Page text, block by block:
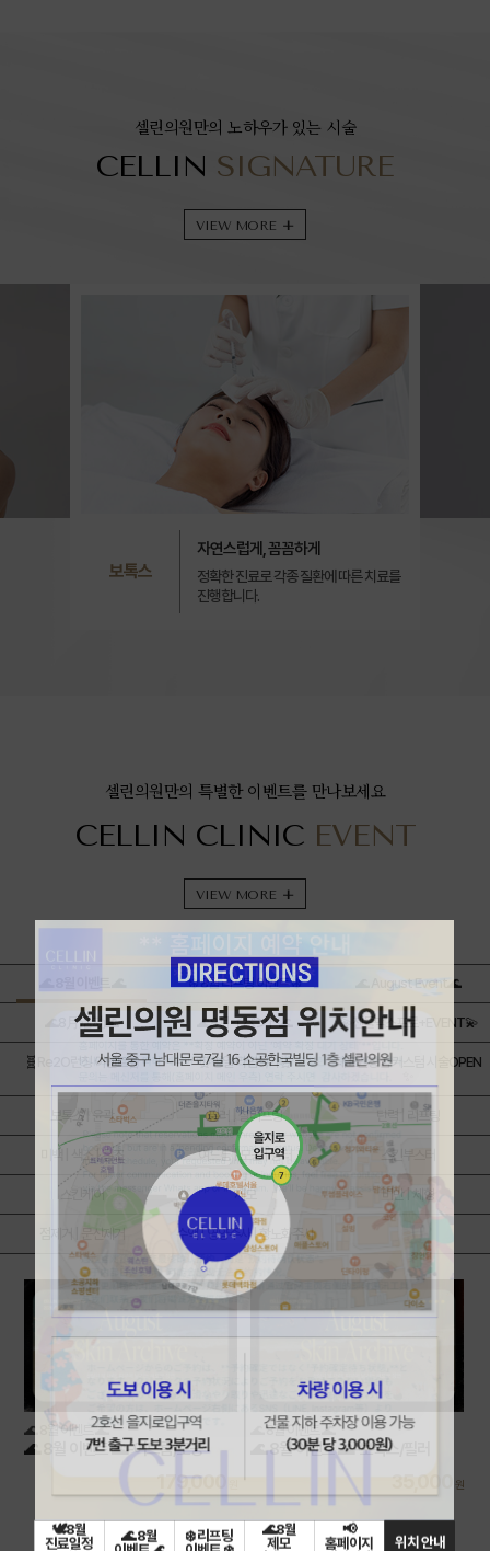
셀린의원만의 노하우가 있는 시술
CELLIN SIGNATURE
VIEW MORE +
보톡스
자연스럽게, 꼼꼼하게
정확한 진료로 각종 질환에 따른 치료를
진행합니다.
셀린의원만의 특별한 이벤트를 만나보세요
CELLIN CLINIC EVENT
VIEW MORE +
❄️ 8월 리프팅 이벤트 ❄️ 🌊 August Event🌊
🌊8月活动🌊 🌊8月イベント🌊 💫젠틀맥스프로+EVENT💫
🧬Re2O런칭 이벤트🧬 ⏰평일 타임특가⏰
대표원장님 커스텀 시술OPEN
보톡스 | 윤곽 필러 | 실리프팅 탄력 | 리프팅
미백 | 색소 | 홍조 여드름 | 모공 | 흉터 스킨부스터
스킨케어 제모 비만 | 체형
점제거 | 문신제거 수액 | 영양주사 | 항노화주사
🌊 8월 이벤트 🌊
🌊 8월 이벤트 🌊-여드름/모공
179,000
🌊 8월 이벤트 🌊
🌊 8월 이벤트 🌊-보톡스/필러
35,000 원
🕊️8월
진료일정
🌊 8월
❄️ 리프팅
🌊8월
제모
📢
홈페이지
위치 안내